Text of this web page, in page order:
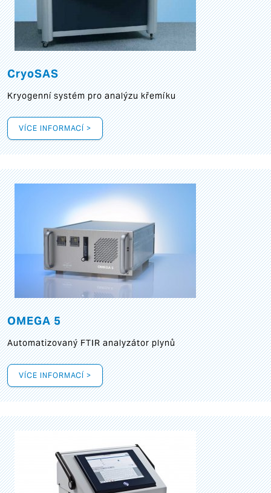
CryoSAS
Kryogenní systém pro analýzu křemíku
VÍCE INFORMACÍ >
OMEGA 5
Automatizovaný FTIR analyzátor plynů
VÍCE INFORMACÍ >